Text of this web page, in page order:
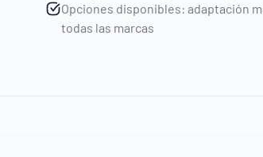
Opciones disponibles: adaptación
todas las marcas